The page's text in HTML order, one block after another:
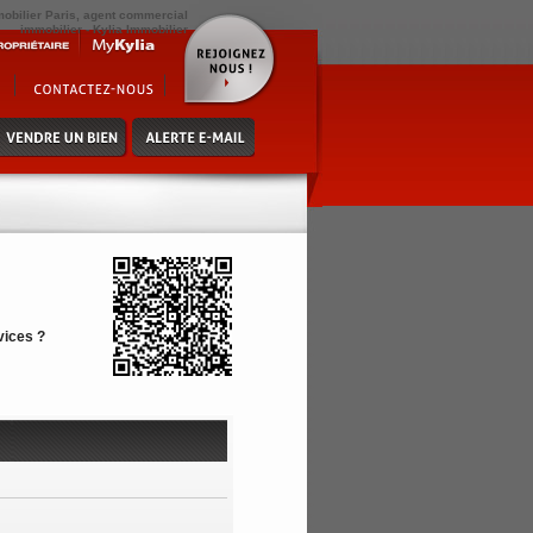
Paris, agent commercial
immobilier - Kylia Immobilier
?